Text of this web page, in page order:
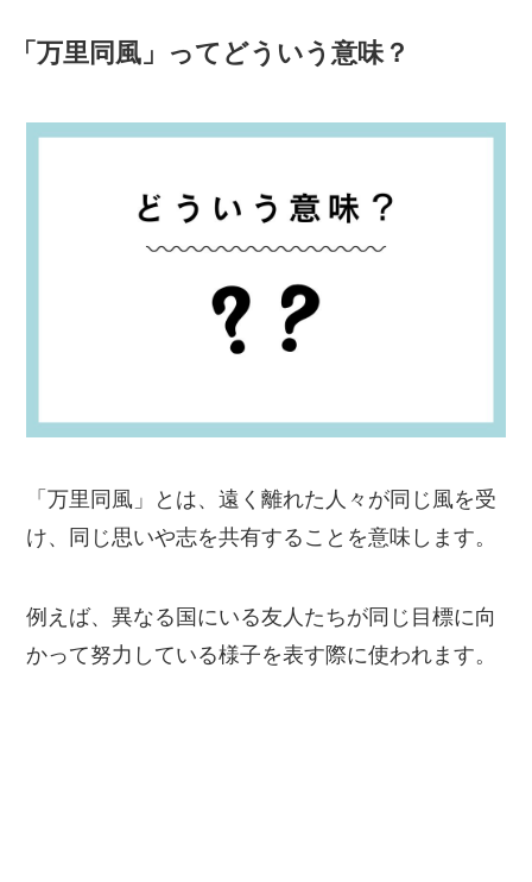
「万里同風」ってどういう意味？
「万里同風」とは、遠く離れた人々が同じ風を受
け、同じ思いや志を共有することを意味します。
例えば、異なる国にいる友人たちが同じ目標に向
かって努力している様子を表す際に使われます。